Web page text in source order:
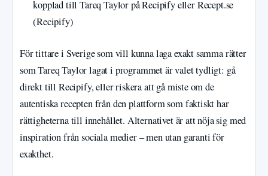
kopplad till Tareq Taylor på Recipify eller Recept.se
(Recipify)
För tittare i Sverige som vill kunna laga exakt samma rätter
som Tareq Taylor lagat i programmet är valet tydligt: gå
direkt till Recipify, eller riskera att gå miste om de
autentiska recepten från den plattform som faktiskt har
rättigheterna till innehållet. Alternativet är att nöja sig med
inspiration från sociala medier – men utan garanti för
exakthet.